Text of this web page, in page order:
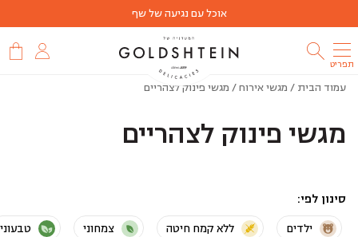
אוכל עם נגיעה של שף
תפריט
עמוד הבית / מגשי אירוח/ מגשי פינוק לצהריים
מגשי פינוק לצהריים
סינון לפי
ילדים ללא קמח חיטה צמחוני טבעוני